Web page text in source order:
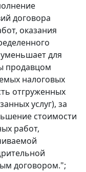
договора
оказания
для
продавцом
налоговых
отгруженных
услуг), за
стоимости
работ,
договором.";